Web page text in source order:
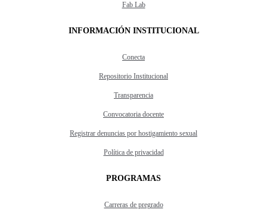
Fab Lab
INFORMACIÓN INSTITUCIONAL
Conecta
Repositorio Institucional
Transparencia
Convocatoria docente
Registrar denuncias por hostigamiento sexual
Política de privacidad
PROGRAMAS
Carreras de pregrado